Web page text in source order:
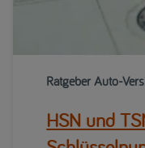
Ratgeber Auto-
HSN und